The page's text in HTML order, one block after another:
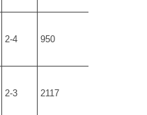
2-4 950
2-3 2117